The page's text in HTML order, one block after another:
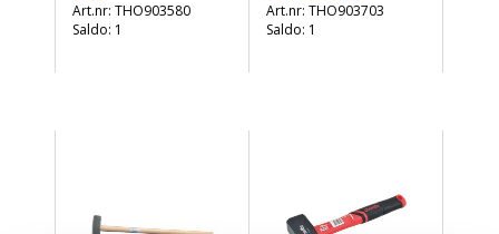
THO903580
Saldo: 1
THO903703
Saldo: 1